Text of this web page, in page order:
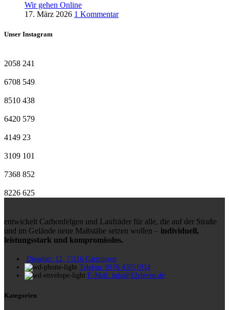
Wir gehen Online
17. März 2026 1 Kommentar
Unser Instagram
2058 241
6708 549
8510 438
6420 579
4149 23
3109 101
7368 852
8226 625
entwickelt Carbonfelgen und Laufräder für alle, die auf der Straße
und im Gelände neue Maßstäbe setzen wollen – individuell,
leistungsstark und kompromisslos.
Dieselstr. 12, 71116 Gärtringen
Telefon: 0176 43951934
E-Mail: info@12eleven.de
Kategorien